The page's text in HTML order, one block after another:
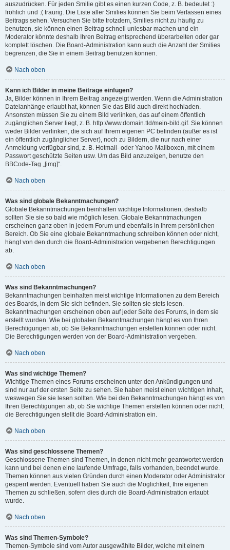
auszudrücken. Für jeden Smilie gibt es einen kurzen Code, z. B. bedeutet :)
fröhlich und :( traurig. Die Liste aller Smilies können Sie beim Verfassen eines
Beitrags sehen. Versuchen Sie bitte trotzdem, Smilies nicht zu häufig zu
benutzen, sie können einen Beitrag schnell unlesbar machen und ein
Moderator könnte deshalb Ihren Beitrag entsprechend überarbeiten oder gar
komplett löschen. Die Board-Administration kann auch die Anzahl der Smilies
begrenzen, die Sie in einem Beitrag benutzen können.
Nach oben
Kann ich Bilder in meine Beiträge einfügen?
Ja, Bilder können in Ihrem Beitrag angezeigt werden. Wenn die Administration
Dateianhänge erlaubt hat, können Sie das Bild auch direkt hochladen.
Ansonsten müssen Sie zu einem Bild verlinken, das auf einem öffentlich
zugänglichen Server liegt, z. B. http://www.domain.tld/mein-bild.gif. Sie können
weder Bilder verlinken, die sich auf Ihrem eigenen PC befinden (außer es ist
ein öffentlich zugänglicher Server), noch zu Bildern, die nur nach einer
Anmeldung verfügbar sind, z. B. Hotmail- oder Yahoo-Mailboxen, mit einem
Passwort geschützte Seiten usw. Um das Bild anzuzeigen, benutze den
BBCode-Tag „[img]“.
Nach oben
Was sind globale Bekanntmachungen?
Globale Bekanntmachungen beinhalten wichtige Informationen, deshalb
sollten Sie sie so bald wie möglich lesen. Globale Bekanntmachungen
erscheinen ganz oben in jedem Forum und ebenfalls in Ihrem persönlichen
Bereich. Ob Sie eine globale Bekanntmachung schreiben können oder nicht,
hängt von den durch die Board-Administration vergebenen Berechtigungen
ab.
Nach oben
Was sind Bekanntmachungen?
Bekanntmachungen beinhalten meist wichtige Informationen zu dem Bereich
des Boards, in dem Sie sich befinden. Sie sollten sie stets lesen.
Bekanntmachungen erscheinen oben auf jeder Seite des Forums, in dem sie
erstellt wurden. Wie bei globalen Bekanntmachungen hängt es von Ihren
Berechtigungen ab, ob Sie Bekanntmachungen erstellen können oder nicht.
Die Berechtigungen werden von der Board-Administration vergeben.
Nach oben
Was sind wichtige Themen?
Wichtige Themen eines Forums erscheinen unter den Ankündigungen und
sind nur auf der ersten Seite zu sehen. Sie haben meist einen wichtigen Inhalt,
weswegen Sie sie lesen sollten. Wie bei den Bekanntmachungen hängt es von
Ihren Berechtigungen ab, ob Sie wichtige Themen erstellen können oder nicht;
die Berechtigungen stellt die Board-Administration ein.
Nach oben
Was sind geschlossene Themen?
Geschlossene Themen sind Themen, in denen nicht mehr geantwortet werden
kann und bei denen eine laufende Umfrage, falls vorhanden, beendet wurde.
Themen können aus vielen Gründen durch einen Moderator oder Administrator
gesperrt werden. Eventuell haben Sie auch die Möglichkeit, Ihre eigenen
Themen zu schließen, sofern dies durch die Board-Administration erlaubt
wurde.
Nach oben
Was sind Themen-Symbole?
Themen-Symbole sind vom Autor ausgewählte Bilder, welche mit einem